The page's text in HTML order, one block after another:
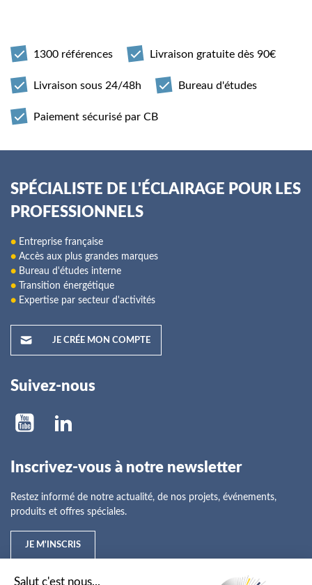
1300 références Livraison gratuite dès 90€
Livraison sous 24/48h Bureau d'études
Paiement sécurisé par CB
SPÉCIALISTE DE L'ÉCLAIRAGE POUR LES
PROFESSIONNELS
● Entreprise française
● Accès aux plus grandes marques
● Bureau d'études interne
● Transition énergétique
● Expertise par secteur d'activités
JE CRÉE MON COMPTE
Suivez-nous
Inscrivez-vous à notre newsletter
Restez informé de notre actualité, de nos projets, événements,
produits et offres spéciales.
JE M'INSCRIS